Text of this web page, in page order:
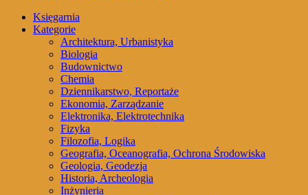
Księgarnia
Kategorie
Architektura, Urbanistyka
Biologia
Budownictwo
Chemia
Dziennikarstwo, Reportaże
Ekonomia, Zarządzanie
Elektronika, Elektrotechnika
Fizyka
Filozofia, Logika
Geografia, Oceanografia, Ochrona Środowiska
Geologia, Geodezja
Historia, Archeologia
Inżynieria